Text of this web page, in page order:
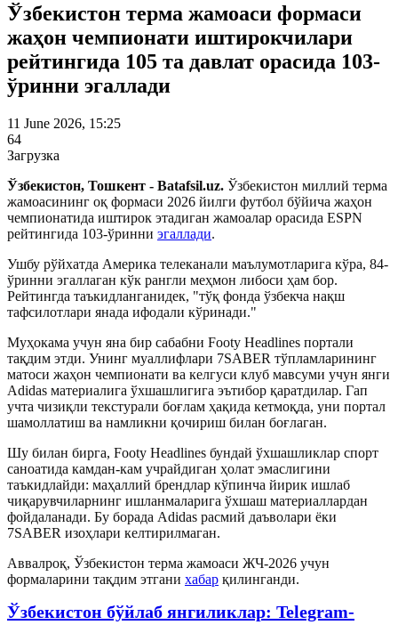
Ўзбекистон терма жамоаси формаси
жаҳон чемпионати иштирокчилари
рейтингида 105 та давлат орасида 103-
ўринни эгаллади
11 June 2026, 15:25
64
Загрузка
Ўзбекистон, Тошкент - Batafsil.uz. Ўзбекистон миллий терма
жамоасининг оқ формаси 2026 йилги футбол бўйича жаҳон
чемпионатида иштирок этадиган жамоалар орасида ESPN
рейтингида 103-ўринни эгаллади.
Ушбу рўйхатда Америка телеканали маълумотларига кўра, 84-
ўринни эгаллаган кўк рангли меҳмон либоси ҳам бор.
Рейтингда таъкидланганидек, "тўқ фонда ўзбекча нақш
тафсилотлари янада ифодали кўринади."
Муҳокама учун яна бир сабабни Footy Headlines портали
тақдим этди. Унинг муаллифлари 7SABER тўпламларининг
матоси жаҳон чемпионати ва келгуси клуб мавсуми учун янги
Adidas материалига ўхшашлигига эътибор қаратдилар. Гап
учта чизиқли текстурали боғлам ҳақида кетмоқда, уни портал
шамоллатиш ва намликни қочириш билан боғлаган.
Шу билан бирга, Footy Headlines бундай ўхшашликлар спорт
саноатида камдан-кам учрайдиган ҳолат эмаслигини
таъкидлайди: маҳаллий брендлар кўпинча йирик ишлаб
чиқарувчиларнинг ишланмаларига ўхшаш материаллардан
фойдаланади. Бу борада Adidas расмий даъволари ёки
7SABER изоҳлари келтирилмаган.
Аввалроқ, Ўзбекистон терма жамоаси ЖЧ-2026 учун
формаларини тақдим этгани хабар қилинганди.
Ўзбекистон бўйлаб янгиликлар: Telegram-